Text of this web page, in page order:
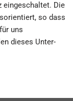
eingeschaltet. Die
so dass
uns
dieses Unter­